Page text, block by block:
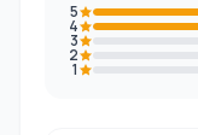
5
4
3
2
1